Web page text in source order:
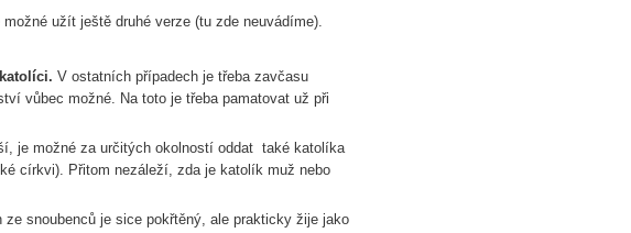
užít ještě druhé verze (tu zde neuvádíme).
V ostatních případech je třeba zavčasu
vůbec možné. Na toto je třeba pamatovat už při
je možné za určitých okolností oddat také katolíka
církvi). Přitom nezáleží, zda je katolík muž nebo
snoubenců je sice pokřtěný, ale prakticky žije jako